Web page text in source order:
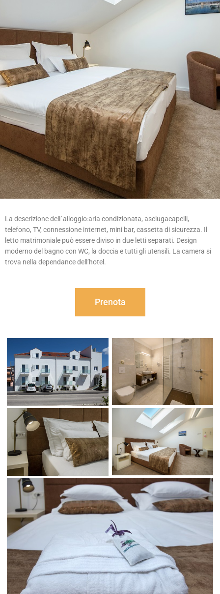
Camera
Standard 2
La descrizione dellˋalloggio׃ aria condizionata, asciugacapelli,
telefono, TV, connessione internet, mini bar, cassetta di sicurezza. Il
letto matrimoniale può essere diviso in due letti separati. Design
moderno del bagno con WC, la doccia e tutti gli utensili. La camera si
trova nella dependance dell’hotel.
Prenota